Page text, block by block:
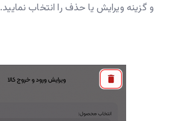
و گزینه ویرایش یا حذف را انتخاب نمایید.